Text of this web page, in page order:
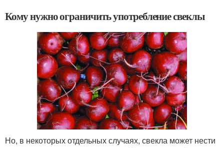
Кому нужно ограничить употребление свеклы
Но, в некоторых отдельных случаях, свекла может нести